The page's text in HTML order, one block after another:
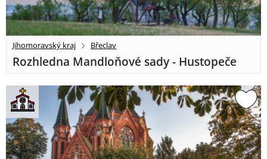
Jihomoravský kraj Břeclav
Rozhledna Mandloňové sady - Hustopeče